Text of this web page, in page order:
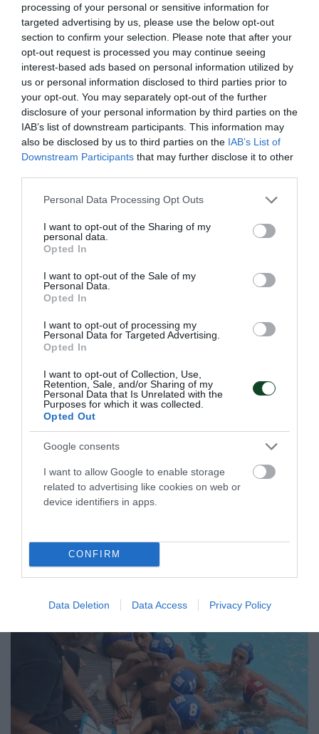
processing of your personal or sensitive information for
targeted advertising by us, please use the below opt-out
section to confirm your selection. Please note that after your
opt-out request is processed you may continue seeing
interest-based ads based on personal information utilized by
us or personal information disclosed to third parties prior to
your opt-out. You may separately opt-out of the further
disclosure of your personal information by third parties on the
IAB’s list of downstream participants. This information may
also be disclosed by us to third parties on the IAB’s List of
Downstream Participants that may further disclose it to other
Please note that this website/app uses one or more Google
not limited to your visit or usage behaviour. You may click to
grant or deny consent to Google and its third-party tags to
use your data for below specified purposes in below Google
consent section.
Personal Data Processing Opt Outs
I want to opt-out of the Sharing of my
personal data.
Opted In
I want to opt-out of the Sale of my
Personal Data.
Opted In
I want to opt-out of processing my
Personal Data for Targeted Advertising.
Opted In
I want to opt-out of Collection, Use,
Retention, Sale, and/or Sharing of my
Personal Data that Is Unrelated with the
Purposes for which it was collected.
Opted Out
Google consents
I want to allow Google to enable storage
related to advertising like cookies on web or
device identifiers in apps.
CONFIRM
Data Deletion Data Access Privacy Policy
των εγκαταστάσεων στο γήπεδο της
Λεωφόρου Αλεξάνδρας και σύντομα θα
έχουμε εξέλιξη και σε αυτό το θέμα, καθώς
κοιτώντας το μέλλον δεν πρέπει να αμελούμε
το παρόν και τον χώρο που αθλούνται
εκατοντάδες παιδιά».
ΤΕΛΕΥΤΑΙΑ ΝΕΑ
Ήττα από την Ιταλία στο τάι
μπρέικ
Στο δεύτερο ματς του τουρνουά που διεξάγεται στο
06.08.2026 ΒΟΛΕΪ ΓΥΝΑΙΚΩΝ